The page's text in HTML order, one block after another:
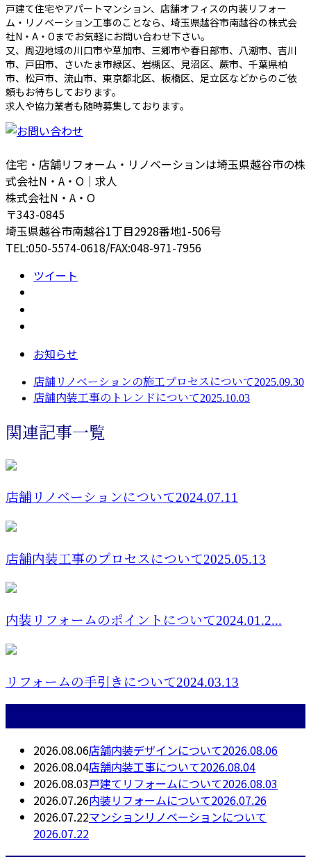
戸建て住宅やアパートマンション、店舗オフィスの内装リフォー
ム・リノベーション工事のことなら、埼玉県越谷市南越谷の株式会
社N・A・Oまでお気軽にお問い合わせ下さい。
又、周辺地域の川口市や草加市、三郷市や春日部市、八潮市、吉川
市、戸田市、さいたま市緑区、岩槻区、見沼区、蕨市、千葉県柏
市、松戸市、流山市、東京都北区、板橋区、足立区などからのご依
頼もお待ちしております。
求人や協力業者も随時募集しております。
住宅・店舗リフォーム・リノベーションは埼玉県越谷市の株
式会社N・A・O｜求人
株式会社N・A・O
〒343-0845
埼玉県越谷市南越谷1丁目2928番地1-506号
TEL:050-5574-0618/FAX:048-971-7956
ツイート
お知らせ
店舗リノベーションの施工プロセスについて2025.09.30
店舗内装工事のトレンドについて2025.10.03
関連記事一覧
店舗リノベーションについて2024.07.11
店舗内装工事のプロセスについて2025.05.13
内装リフォームのポイントについて2024.01.2...
リフォームの手引きについて2024.03.13
2026.08.06店舗内装デザインについて2026.08.06
2026.08.04店舗内装工事について2026.08.04
2026.08.03戸建てリフォームについて2026.08.03
2026.07.26内装リフォームについて2026.07.26
2026.07.22マンションリノベーションについて
2026.07.22